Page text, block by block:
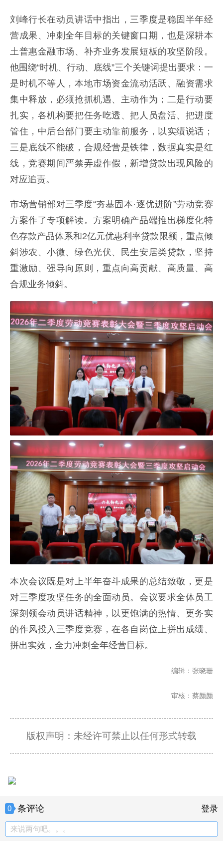
刘峰行长在动员讲话中指出，三季度是稳固半年经
营成果、冲刺全年目标的关键窗口期，也是深耕本
土普惠金融市场、补齐业务发展短板的攻坚阶段。
他围绕“时机、行动、底线”三个关键词提出要求：一
是时机不等人，本地市场资金流动活跃、融资需求
集中释放，必须抢抓机遇、主动作为；二是行动要
扎实，各机构要把任务吃透、把人员盘活、把进度
管住，中后台部门要主动靠前服务，以实绩说话；
三是底线不能破，合规经营是铁律，数据真实是红
线，竞赛期间严禁弄虚作假，新增贷款出现风险的
对应追责。
市场营销部对三季度“夯基固本·逐优进阶”劳动竞赛
方案作了专项解读。方案明确产品端推出梯度化特
色存款产品体系和2亿元优惠利率贷款限额，重点倾
斜涉农、小微、绿色光伏、民生安居类贷款，坚持
重激励、强导向原则，重点向高贡献、高质量、高
合规业务倾斜。
本次会议既是对上半年奋斗成果的总结致敬，更是
对三季度攻坚任务的全面动员。会议要求全体员工
深刻领会动员讲话精神，以更饱满的热情、更务实
的作风投入三季度竞赛，在各自岗位上拼出成绩、
拼出实效，全力冲刺全年经营目标。
编辑：张晓珊
审核：蔡颜颜
版权声明：未经许可禁止以任何形式转载
0 条评论 登录
来说两句吧。。。